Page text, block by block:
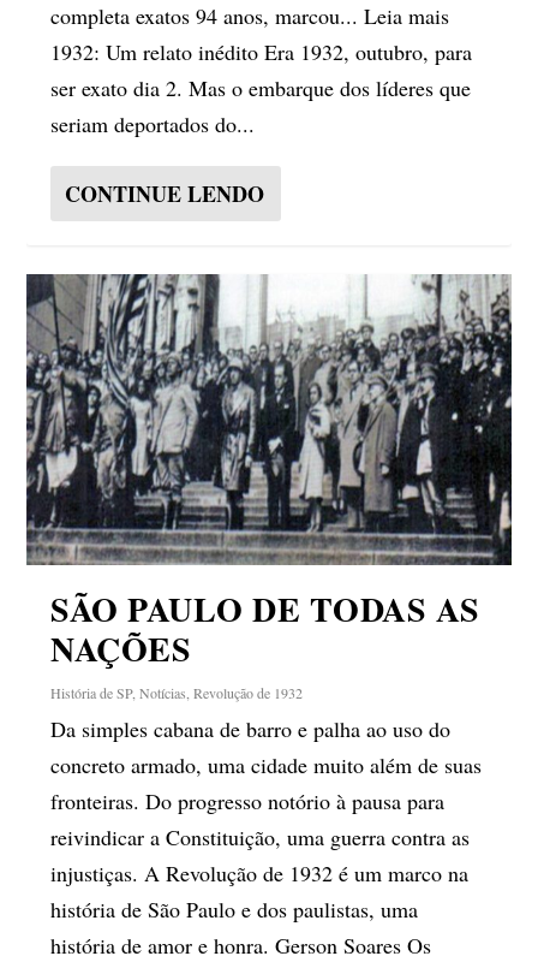
completa exatos 94 anos, marcou... Leia mais
1932: Um relato inédito Era 1932, outubro, para
ser exato dia 2. Mas o embarque dos líderes que
seriam deportados do...
CONTINUE LENDO
SÃO PAULO DE TODAS AS
NAÇÕES
História de SP,Notícias ,Revolução de 1932
Da simples cabana de barro e palha ao uso do
concreto armado, uma cidade muito além de suas
fronteiras. Do progresso notório à pausa para
reivindicar a Constituição, uma guerra contra as
injustiças. A Revolução de 1932 é um marco na
história de São Paulo e dos paulistas, uma
história de amor e honra. Gerson Soares Os